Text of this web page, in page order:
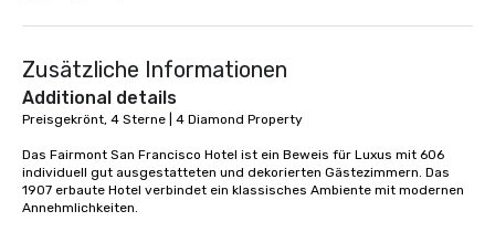
Zusätzliche Informationen
Additional details
Preisgekrönt, 4 Sterne | 4 Diamond Property
Das Fairmont San Francisco Hotel ist ein Beweis für Luxus mit 606
individuell gut ausgestatteten und dekorierten Gästezimmern. Das
1907 erbaute Hotel verbindet ein klassisches Ambiente mit modernen
Annehmlichkeiten.